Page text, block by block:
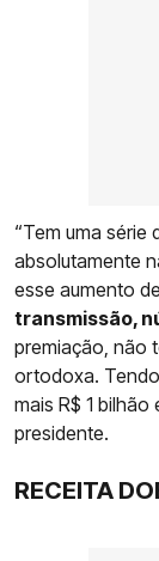
“Tem uma série
absolutamente
esse aumento
transmissão,
premiação, não
ortodoxa.
mais R$ 1
presidente.
RECEITA